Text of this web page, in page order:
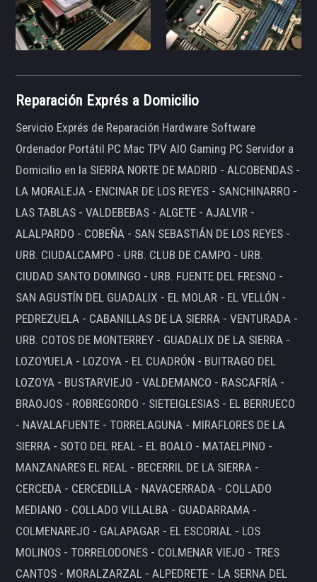
Reparación Exprés a Domicilio
Servicio Exprés de Reparación Hardware Software
Ordenador Portátil PC Mac TPV AIO Gaming PC Servidor a
Domicilio en la SIERRA NORTE DE MADRID - ALCOBENDAS -
LA MORALEJA - ENCINAR DE LOS REYES - SANCHINARRO -
LAS TABLAS - VALDEBEBAS - ALGETE - AJALVIR -
ALALPARDO - COBEÑA - SAN SEBASTIÁN DE LOS REYES -
URB. CIUDALCAMPO - URB. CLUB DE CAMPO - URB.
CIUDAD SANTO DOMINGO - URB. FUENTE DEL FRESNO -
SAN AGUSTÍN DEL GUADALIX - EL MOLAR - EL VELLÓN -
PEDREZUELA - CABANILLAS DE LA SIERRA - VENTURADA -
URB. COTOS DE MONTERREY - GUADALIX DE LA SIERRA -
LOZOYUELA - LOZOYA - EL CUADRÓN - BUITRAGO DEL
LOZOYA - BUSTARVIEJO - VALDEMANCO - RASCAFRÍA -
BRAOJOS - ROBREGORDO - SIETEIGLESIAS - EL BERRUECO
- NAVALAFUENTE - TORRELAGUNA - MIRAFLORES DE LA
SIERRA - SOTO DEL REAL - EL BOALO - MATAELPINO -
MANZANARES EL REAL - BECERRIL DE LA SIERRA -
CERCEDA - CERCEDILLA - NAVACERRADA - COLLADO
MEDIANO - COLLADO VILLALBA - GUADARRAMA -
COLMENAREJO - GALAPAGAR - EL ESCORIAL - LOS
MOLINOS - TORRELODONES - COLMENAR VIEJO - TRES
CANTOS - MORALZARZAL - ALPEDRETE - LA SERNA DEL